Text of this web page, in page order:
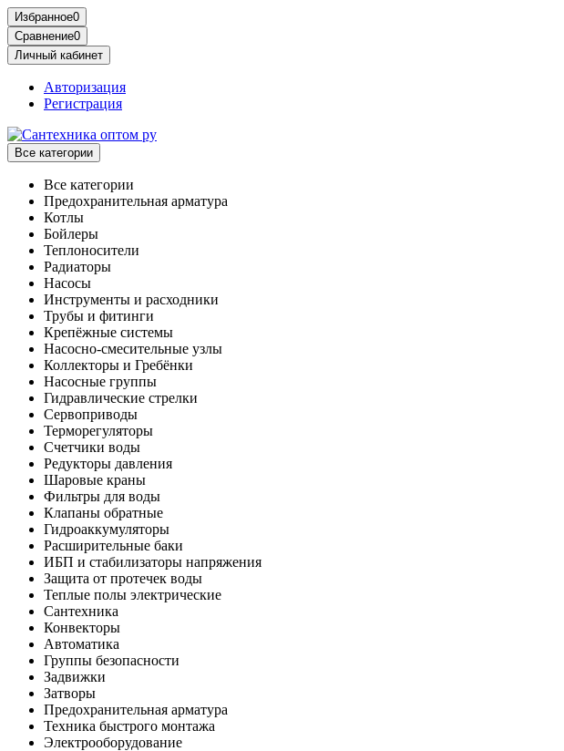
Избранное0
Сравнение0
Личный кабинет
Авторизация
Регистрация
Все категории
Все категории
Предохранительная арматура
Котлы
Бойлеры
Теплоносители
Радиаторы
Насосы
Инструменты и расходники
Трубы и фитинги
Крепёжные системы
Насосно-смесительные узлы
Коллекторы и Гребёнки
Насосные группы
Гидравлические стрелки
Сервоприводы
Терморегуляторы
Счетчики воды
Редукторы давления
Шаровые краны
Фильтры для воды
Клапаны обратные
Гидроаккумуляторы
Расширительные баки
ИБП и стабилизаторы напряжения
Защита от протечек воды
Теплые полы электрические
Сантехника
Конвекторы
Автоматика
Группы безопасности
Задвижки
Затворы
Предохранительная арматура
Техника быстрого монтажа
Электрооборудование